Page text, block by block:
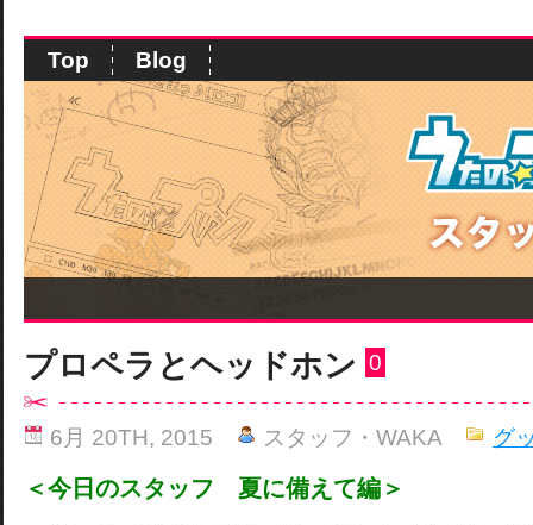
Top Blog
プロペラとヘッドホン 0
6月 20TH, 2015 スタッフ・WAKA グ
＜今日のスタッフ 夏に備えて編＞